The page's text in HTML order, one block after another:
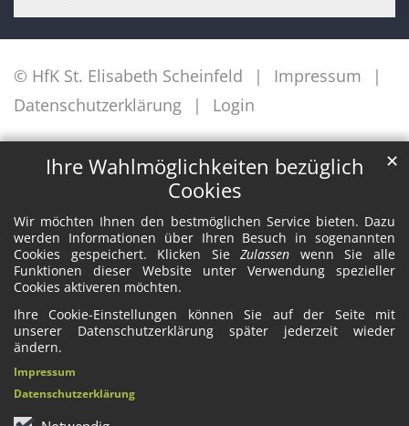
Ihre Wahlmöglichkeiten bezüglich
Cookies
Wir möchten Ihnen den bestmöglichen Service bieten. Dazu
werden Informationen über Ihren Besuch in sogenannten
Cookies gespeichert. Klicken SieZulassen wenn Sie alle
Funktionen dieser Website unter Verwendung spezieller
Cookies aktiveren möchten.
Ihre Cookie-Einstellungen können Sie auf der Seite mit
unserer Datenschutzerklärung später jederzeit wieder
ändern.
✕
Impressum
Datenschutzerklärung
© HfK St. Elisabeth Scheinfeld
Impressum
Datenschutzerklärung
Login